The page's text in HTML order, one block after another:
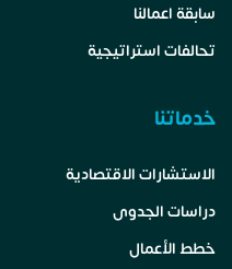
سابقة اعمالنا
تحالفات استراتيجية
خدماتنا
الاستشارات الاقتصادية
دراسات الجدوى
خطط الأعمال